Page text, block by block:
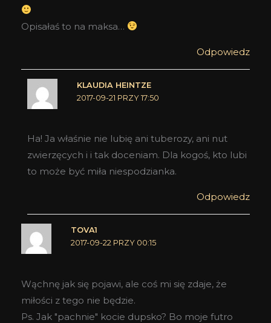
Opisałaś to na maksa…
Odpowiedz
KLAUDIA HEINTZE
2017-09-21 PRZY 17:50
Ha! Ja właśnie nie lubię ani tuberozy, ani nut
zwierzęcych i i tak doceniam. Dla kogoś, kto lubi
to może być miła niespodzianka.
Odpowiedz
TOVA1
2017-09-22 PRZY 00:15
Wąchnę jak się pojawi, ale coś mi się zdaje, że
miłości z tego nie będzie.
Ps. Jak "pachnie" kocie dupsko? Bo moje futro